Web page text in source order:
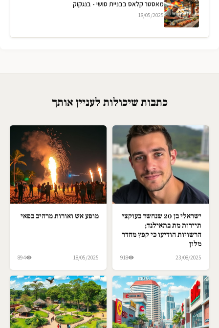
מאסטר קלאס בבניית סושי - בנגקוק
18/05/2025
כתבות שיכולות לעניין אותך
ישראלי בן 20 שנחשד בעוקצי
תיירות מת בתאילנד;
הרשויות הודיעו כי קפץ מחדר
מלון
23/08/2025
918
מופע אש ואורות מרהיב בפאי
18/05/2025
894